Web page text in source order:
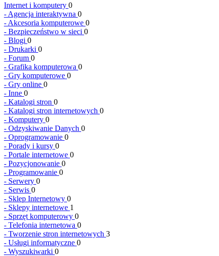
Internet i komputery 0
- Agencja interaktywna 0
- Akcesoria komputerowe 0
- Bezpieczeństwo w sieci 0
- Blogi 0
- Drukarki 0
- Forum 0
- Grafika komputerowa 0
- Gry komputerowe 0
- Gry online 0
- Inne 0
- Katalogi stron 0
- Katalogi stron internetowych 0
- Komputery 0
- Odzyskiwanie Danych 0
- Oprogramowanie 0
- Porady i kursy 0
- Portale internetowe 0
- Pozycjonowanie 0
- Programowanie 0
- Serwery 0
- Serwis 0
- Sklep Internetowy 0
- Sklepy internetowe 1
- Sprzęt komputerowy 0
- Telefonia internetowa 0
- Tworzenie stron internetowych 3
- Usługi informatyczne 0
- Wyszukiwarki 0